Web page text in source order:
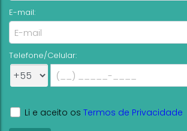
E-mail:
Telefone/Celular:
Li e aceito os Termos de Privacidade